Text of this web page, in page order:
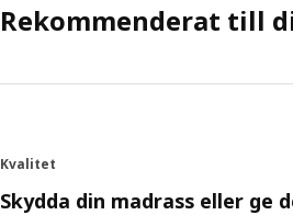
Rekommenderat till
Kvalitet
Skydda din madrass eller ge